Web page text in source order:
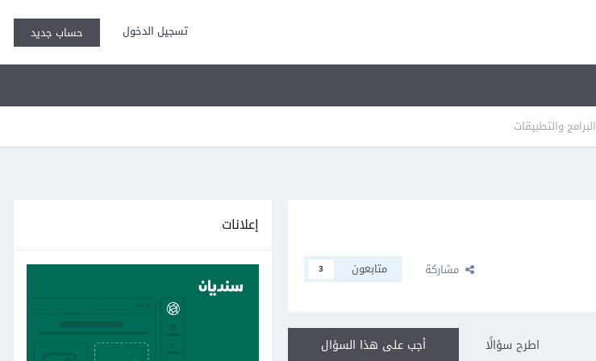
تسجيل الدخول حساب جديد
البرامج والتطبيقات
مشاركة متابعون 3
أجب على هذا السؤال اطرح سؤالًا
إعلانات